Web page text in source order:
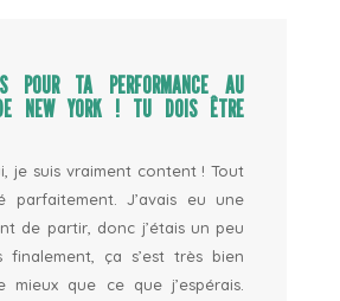
POUR TA PERFORMANCE AU
NEW YORK ! TU DOIS ÊTRE
je suis vraiment content ! Tout
parfaitement. J’avais eu une
de partir, donc j’étais un peu
finalement, ça s’est très bien
mieux que ce que j’espérais.